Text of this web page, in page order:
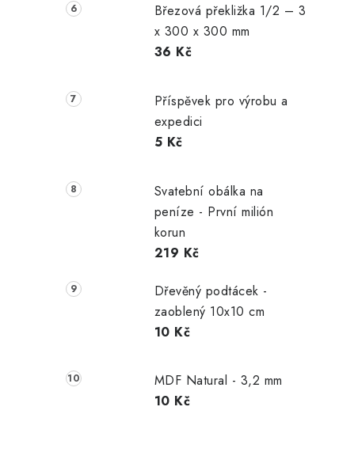
Březová překližka 1/2 – 3
x 300 x 300 mm
36 Kč
Příspěvek pro výrobu a
expedici
5 Kč
Svatební obálka na
peníze - První milión
korun
219 Kč
Dřevěný podtácek -
zaoblený 10x10 cm
10 Kč
MDF Natural - 3,2 mm
10 Kč